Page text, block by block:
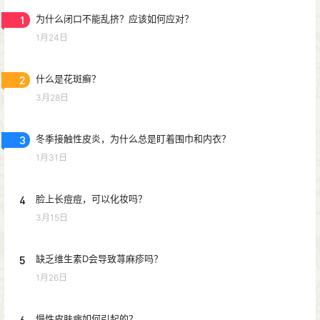
1 为什么闭口不能乱挤？应该如何应对？
1月24日
2 什么是花斑癣？
3月28日
3 冬季接触性皮炎，为什么总是盯着围巾和内衣？
1月31日
4 脸上长痘痘，可以化妆吗？
3月15日
5 缺乏维生素D会导致荨麻疹吗？
1月26日